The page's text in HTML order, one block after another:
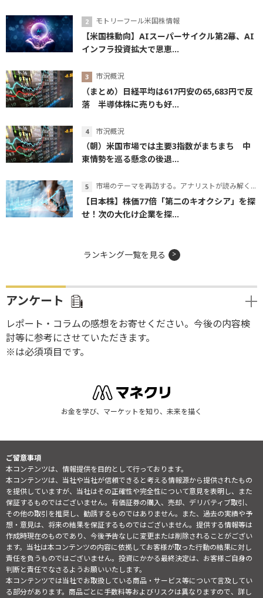
モトリーフール米国株情報
【米国株動向】AIスーパーサイクル第2幕、AI
インフラ投資拡大で恩恵...
市況概況
（まとめ）日経平均は617円安の65,683円で反
落 半導体株に売りも好...
市況概況
（朝）米国市場では主要3指数がまちまち 中
東情勢を巡る懸念の後退...
市場のテーマを再訪する。アナリストが読み解くテーマの本質
【日本株】株価77倍「第二のキオクシア」を探
せ！次の大化け企業を探...
ランキング一覧を見る
アンケート
レポート・コラムの感想をお寄せください。今後の内容検
討等に参考にさせていただきます。
※は必須項目です。
お金を学び、マーケットを知り、未来を描く
ご留意事項
本コンテンツは、情報提供を目的として行っております。
本コンテンツは、当社や当社が信頼できると考える情報源から提供されたもの
を提供していますが、当社はその正確性や完全性について意見を表明し、また
保証するものではございません。有価証券の購入、売却、デリバティブ取引、
その他の取引を推奨し、勧誘するものではありません。また、過去の実績や予
想・意見は、将来の結果を保証するものではございません。提供する情報等は
作成時現在のものであり、今後予告なしに変更または削除されることがござい
ます。当社は本コンテンツの内容に依拠してお客様が取った行動の結果に対し
責任を負うものではございません。投資にかかる最終決定は、お客様ご自身の
判断と責任でなさるようお願いいたします。
本コンテンツでは当社でお取扱している商品・サービス等について言及してい
る部分があります。商品ごとに手数料等およびリスクは異なりますので、詳し